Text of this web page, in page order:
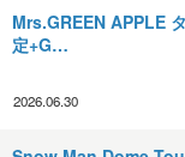
Mrs.GREEN APPLE
定+G…
2026.06.30